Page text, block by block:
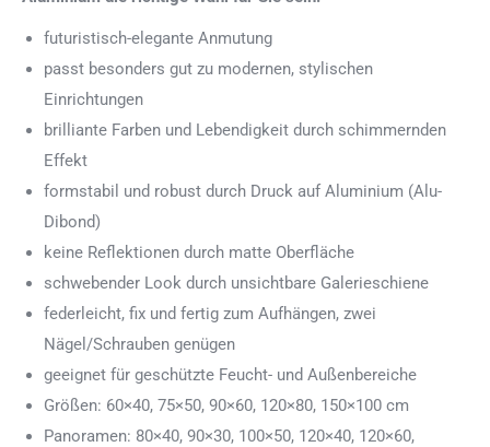
futuristisch-elegante Anmutung
passt besonders gut zu modernen, stylischen
Einrichtungen
brilliante Farben und Lebendigkeit durch schimmernden
Effekt
formstabil und robust durch Druck auf Aluminium (Alu-
Dibond)
keine Reflektionen durch matte Oberfläche
schwebender Look durch unsichtbare Galerieschiene
federleicht, fix und fertig zum Aufhängen, zwei
Nägel/Schrauben genügen
geeignet für geschützte Feucht- und Außenbereiche
Größen: 60×40, 75×50, 90×60, 120×80, 150×100 cm
Panoramen: 80×40, 90×30, 100×50, 120×40, 120×60,